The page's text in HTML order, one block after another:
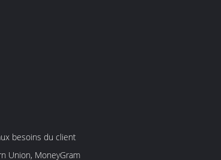
besoins du client
Union, MoneyGram